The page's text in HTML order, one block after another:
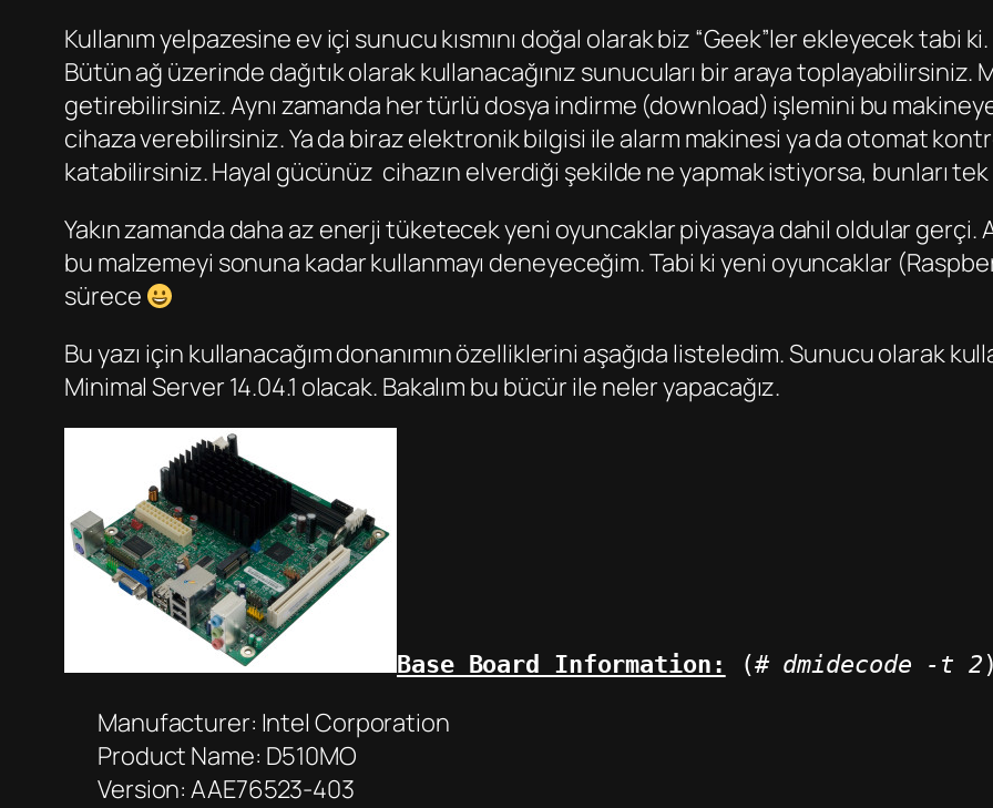
Kullanım yelpazesine ev içi sunucu kısmını doğal olarak biz “Geek”ler ekleyecek tabi
Bütün ağ üzerinde dağıtık olarak kullanacağınız sunucuları bir araya toplayabilirsiniz.
getirebilirsiniz. Aynı zamanda her türlü dosya indirme (download) işlemini bu
cihaza verebilirsiniz. Ya da biraz elektronik bilgisi ile alarm makinesi ya da otomat
katabilirsiniz. Hayal gücünüz cihazın elverdiği şekilde ne yapmak istiyorsa, bunları
Yakın zamanda daha az enerji tüketecek yeni oyuncaklar piyasaya dahil oldular gerçi.
bu malzemeyi sonuna kadar kullanmayı deneyeceğim. Tabi ki yeni oyuncaklar
sürece
Bu yazı için kullanacağım donanımın özelliklerini aşağıda listeledim. Sunucu olarak
Minimal Server 14.04.1 olacak. Bakalım bu bücür ile neler yapacağız.
Base Board Information: (# dmidecode -t 2
Manufacturer: Intel Corporation
Product Name: D510MO
Version: AAE76523-403